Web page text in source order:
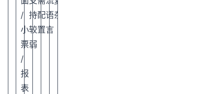
/
小
票
/
报
表
持
较
弱
配
置
语
言
杂